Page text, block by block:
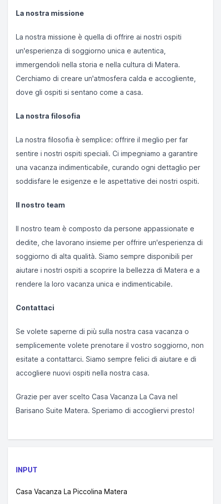
La nostra missione
La nostra missione è quella di offrire ai nostri ospiti
un'esperienza di soggiorno unica e autentica,
immergendoli nella storia e nella cultura di Matera.
Cerchiamo di creare un'atmosfera calda e accogliente,
dove gli ospiti si sentano come a casa.
La nostra filosofia
La nostra filosofia è semplice: offrire il meglio per far
sentire i nostri ospiti speciali. Ci impegniamo a garantire
una vacanza indimenticabile, curando ogni dettaglio per
soddisfare le esigenze e le aspettative dei nostri ospiti.
Il nostro team
Il nostro team è composto da persone appassionate e
dedite, che lavorano insieme per offrire un'esperienza di
soggiorno di alta qualità. Siamo sempre disponibili per
aiutare i nostri ospiti a scoprire la bellezza di Matera e a
rendere la loro vacanza unica e indimenticabile.
Contattaci
Se volete saperne di più sulla nostra casa vacanza o
semplicemente volete prenotare il vostro soggiorno, non
esitate a contattarci. Siamo sempre felici di aiutare e di
accogliere nuovi ospiti nella nostra casa.
Grazie per aver scelto Casa Vacanza La Cava nel
Barisano Suite Matera. Speriamo di accogliervi presto!
INPUT
Casa Vacanza La Piccolina Matera